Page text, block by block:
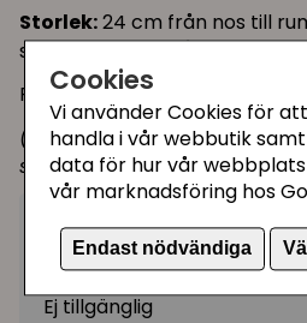
Cookies
Vi använder Cookies för
handla i vår webbutik
data för hur vår
vår marknadsföring hos
Endast nödvändiga
Storlek:24 cm från nos till
svansen inräknad)
Finns i 4 olika färger: Svart,
(Skrammelmössen på bild
storleksreferens, och
139 kr
Ej tillgänglig